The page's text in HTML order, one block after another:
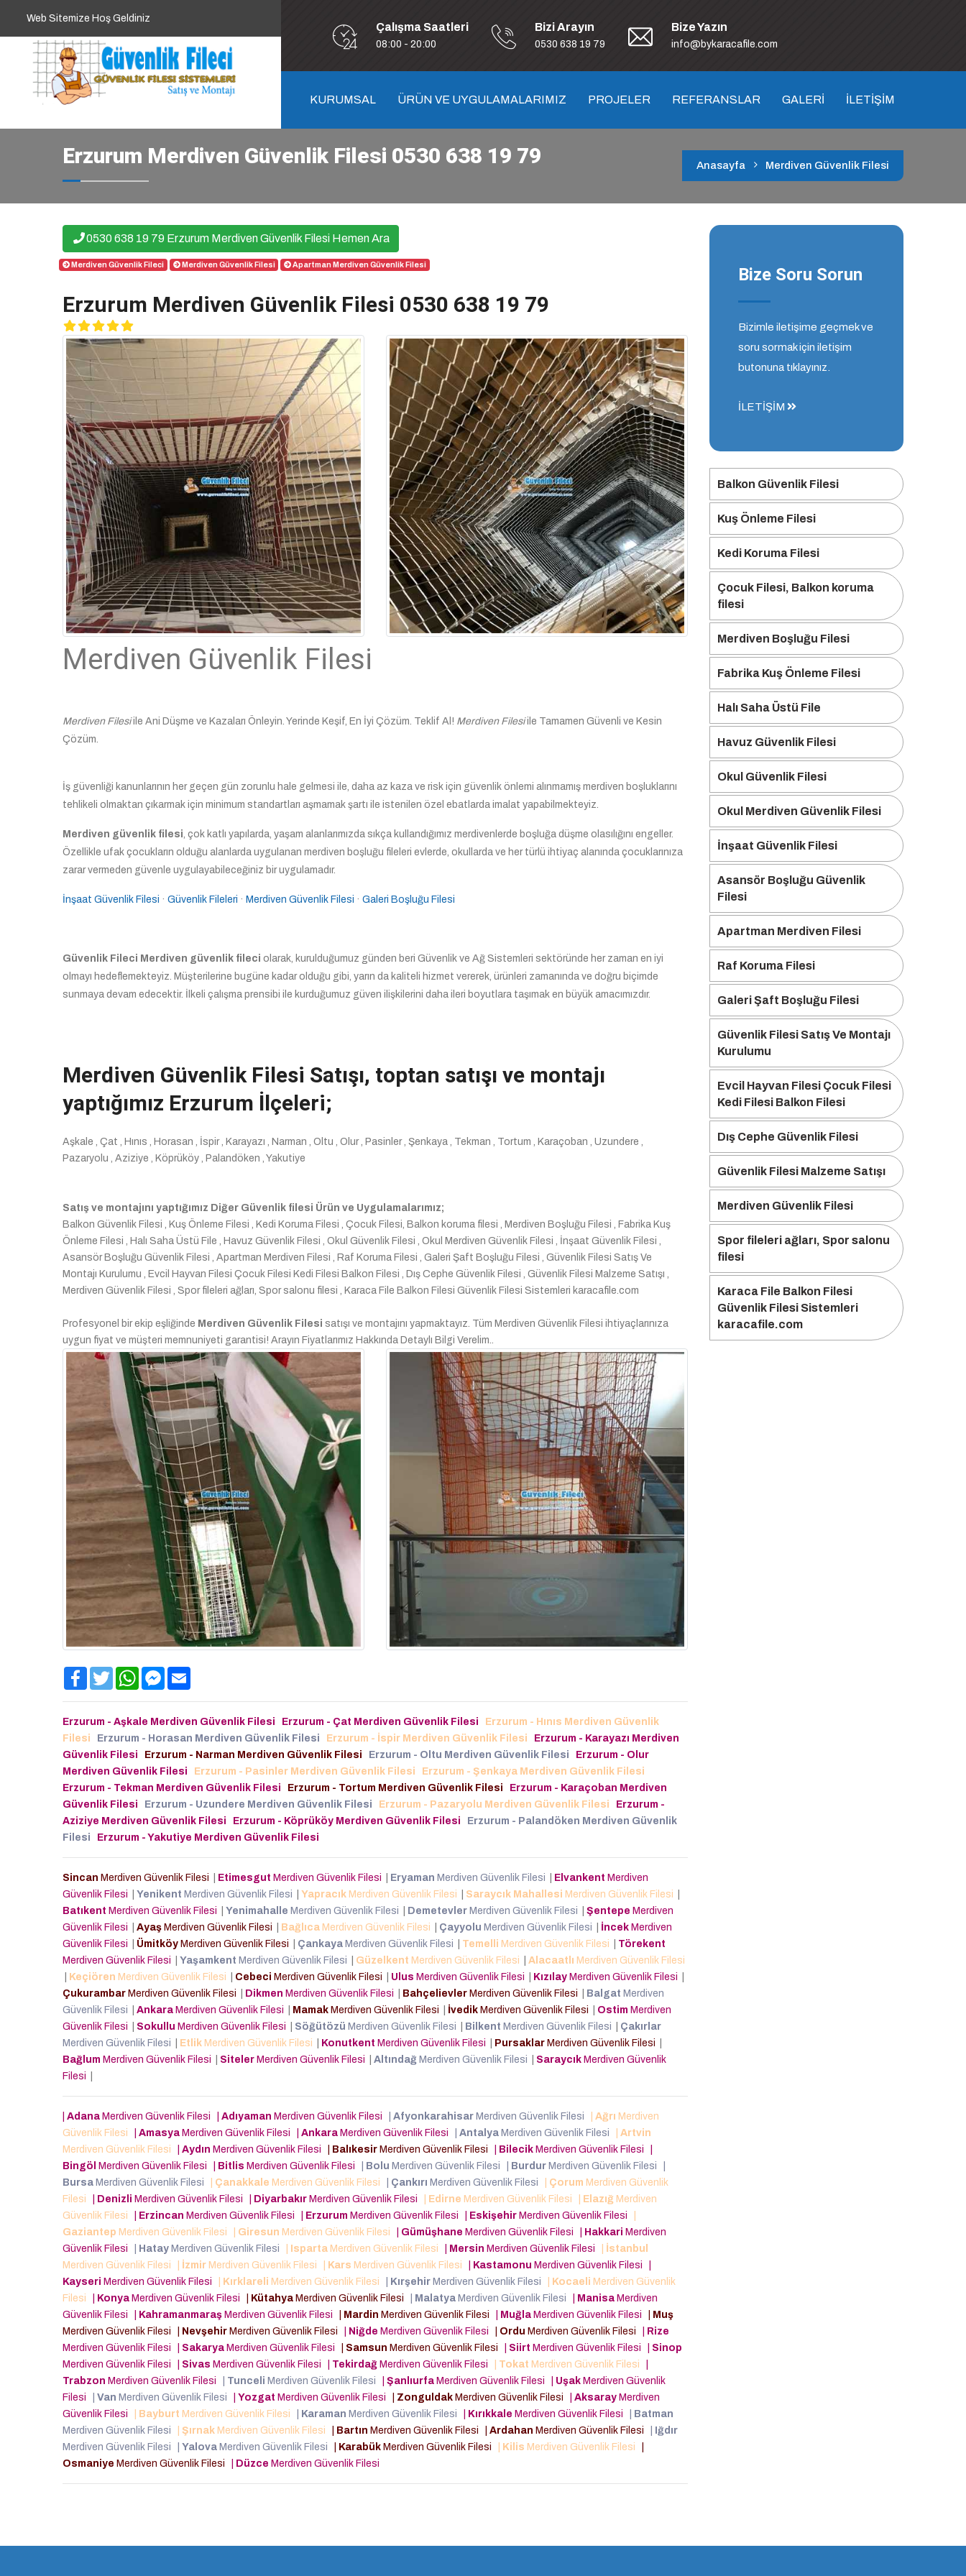
Web Sitemize Hoş Geldiniz
Çalışma Saatleri
08:00 - 20:00
Bizi Arayın
0530 638 19 79
Bize Yazın
info@bykaracafile.com
KURUMSAL ÜRÜN VE UYGULAMALARIMIZ PROJELER REFERANSLAR GALERİ İLETİŞİM
Erzurum Merdiven Güvenlik Filesi 0530 638 19 79 Anasayfa Merdiven Güvenlik Filesi
0530 638 19 79 Erzurum Merdiven Güvenlik Filesi Hemen Ara
Merdiven Güvenlik Fileci Merdiven Güvenlik Filesi Apartman Merdiven Güvenlik Filesi
Erzurum Merdiven Güvenlik Filesi 0530 638 19 79
Merdiven Güvenlik Filesi
Merdiven Filesiile Ani Düşme ve Kazaları Önleyin. Yerinde Keşif, En İyi Çözüm. Teklif Al! Merdiven Filesiile Tamamen Güvenli ve Kesin
Çözüm.
İş güvenliği kanunlarının her geçen gün zorunlu hale gelmesi ile, daha az kaza ve risk için güvenlik önlemi alınmamış merdiven boşluklarını
tehlikeli olmaktan çıkarmak için minimum standartları aşmamak şartı ile istenilen özel ebatlarda imalat yapabilmekteyiz.
Merdiven güvenlik filesi, çok katlı yapılarda, yaşam alanlarımızda sıkça kullandığımız merdivenlerde boşluğa düşme olasılığını engeller.
Özellikle ufak çocukların olduğu alanlarda uygulanan merdiven boşluğu fileleri evlerde, okullarda ve her türlü ihtiyaç alanında çocuklarınıza
zarar vermeden güvenle uygulayabileceğiniz bir uygulamadır.
İnşaat Güvenlik Filesi · ‎ Güvenlik Fileleri · ‎ Merdiven Güvenlik Filesi · ‎ Galeri Boşluğu Filesi
Güvenlik Fileci Merdiven güvenlik fileci olarak, kurulduğumuz günden beri Güvenlik ve Ağ Sistemleri sektöründe her zaman en iyi
olmayı hedeflemekteyiz. Müşterilerine bugüne kadar olduğu gibi, yarın da kaliteli hizmet vererek, ürünleri zamanında ve doğru biçimde
sunmaya devam edecektir. İlkeli çalışma prensibi ile kurduğumuz güven ilişkilerini daha ileri boyutlara taşımak en büyük amacımızdır.
Merdiven Güvenlik Filesi Satışı, toptan satışı ve montajı
yaptığımız Erzurum İlçeleri;
Aşkale , Çat , Hınıs , Horasan , İspir , Karayazı , Narman , Oltu , Olur , Pasinler , Şenkaya , Tekman , Tortum , Karaçoban , Uzundere ,
Pazaryolu , Aziziye , Köprüköy , Palandöken , Yakutiye
Satış ve montajını yaptığımız Diğer Güvenlik filesi Ürün ve Uygulamalarımız;
Balkon Güvenlik Filesi , Kuş Önleme Filesi , Kedi Koruma Filesi , Çocuk Filesi, Balkon koruma filesi , Merdiven Boşluğu Filesi , Fabrika Kuş
Önleme Filesi , Halı Saha Üstü File , Havuz Güvenlik Filesi , Okul Güvenlik Filesi , Okul Merdiven Güvenlik Filesi , İnşaat Güvenlik Filesi ,
Asansör Boşluğu Güvenlik Filesi , Apartman Merdiven Filesi , Raf Koruma Filesi , Galeri Şaft Boşluğu Filesi , Güvenlik Filesi Satış Ve
Montajı Kurulumu , Evcil Hayvan Filesi Çocuk Filesi Kedi Filesi Balkon Filesi , Dış Cephe Güvenlik Filesi , Güvenlik Filesi Malzeme Satışı ,
Merdiven Güvenlik Filesi , Spor fileleri ağları, Spor salonu filesi , Karaca File Balkon Filesi Güvenlik Filesi Sistemleri karacafile.com
Profesyonel bir ekip eşliğinde Merdiven Güvenlik Filesi satışı ve montajını yapmaktayız. Tüm Merdiven Güvenlik Filesi ihtiyaçlarınıza
uygun fiyat ve müşteri memnuniyeti garantisi! Arayın Fiyatlarımız Hakkında Detaylı Bilgi Verelim..
Facebook
TwitterWhatsAppFacebook
Messenger
Erzurum - Aşkale Merdiven Güvenlik Filesi Erzurum - Çat Merdiven Güvenlik Filesi
Erzurum - Hınıs Merdiven Güvenlik
Filesi
Erzurum - Horasan Merdiven Güvenlik Filesi Erzurum - İspir Merdiven Güvenlik Filesi
Erzurum - Karayazı Merdiven
Güvenlik Filesi
Erzurum - Narman Merdiven Güvenlik Filesi Erzurum - Oltu Merdiven Güvenlik Filesi
Erzurum - Olur
Merdiven Güvenlik Filesi
Erzurum - Pasinler Merdiven Güvenlik Filesi
Erzurum - Şenkaya Merdiven Güvenlik Filesi
Erzurum - Tekman Merdiven Güvenlik Filesi
Erzurum - Tortum Merdiven Güvenlik Filesi
Erzurum - Karaçoban Merdiven
Güvenlik Filesi
Erzurum - Uzundere Merdiven Güvenlik Filesi Erzurum - Pazaryolu Merdiven Güvenlik Filesi
Erzurum -
Aziziye Merdiven Güvenlik Filesi
Erzurum - Köprüköy Merdiven Güvenlik Filesi
Erzurum - Palandöken Merdiven Güvenlik
Filesi
Erzurum - Yakutiye Merdiven Güvenlik Filesi
Sincan Merdiven Güvenlik Filesi Etimesgut Merdiven Güvenlik Filesi Eryaman Merdiven Güvenlik Filesi Elvankent Merdiven
Güvenlik Filesi
Yenikent Merdiven Güvenlik Filesi Yapracık Merdiven Güvenlik Filesi Saraycık Mahallesi Merdiven Güvenlik Filesi
Batıkent Merdiven Güvenlik Filesi Yenimahalle Merdiven Güvenlik Filesi Demetevler Merdiven Güvenlik Filesi Şentepe Merdiven
Güvenlik Filesi
Ayaş Merdiven Güvenlik Filesi Bağlıca Merdiven Güvenlik Filesi Çayyolu Merdiven Güvenlik Filesi İncek Merdiven
Güvenlik Filesi
Ümitköy Merdiven Güvenlik Filesi Çankaya Merdiven Güvenlik Filesi Temelli Merdiven Güvenlik Filesi
Törekent
Merdiven Güvenlik Filesi
Yaşamkent Merdiven Güvenlik Filesi Güzelkent Merdiven Güvenlik Filesi Alacaatlı Merdiven Güvenlik Filesi
Keçiören Merdiven Güvenlik Filesi Cebeci Merdiven Güvenlik Filesi Ulus Merdiven Güvenlik Filesi Kızılay Merdiven Güvenlik Filesi
Çukurambar Merdiven Güvenlik Filesi Dikmen Merdiven Güvenlik Filesi Bahçelievler Merdiven Güvenlik Filesi Balgat Merdiven
Güvenlik Filesi
Ankara Merdiven Güvenlik Filesi Mamak Merdiven Güvenlik Filesi İvedik Merdiven Güvenlik Filesi Ostim Merdiven
Güvenlik Filesi
Sokullu Merdiven Güvenlik Filesi Söğütözü Merdiven Güvenlik Filesi Bilkent Merdiven Güvenlik Filesi
Çakırlar
Merdiven Güvenlik Filesi
Etlik Merdiven Güvenlik Filesi Konutkent Merdiven Güvenlik Filesi Pursaklar Merdiven Güvenlik Filesi
Bağlum Merdiven Güvenlik Filesi Siteler Merdiven Güvenlik Filesi Altındağ Merdiven Güvenlik Filesi Saraycık Merdiven Güvenlik
Filesi
Adana Merdiven Güvenlik Filesi Adıyaman Merdiven Güvenlik Filesi Afyonkarahisar Merdiven Güvenlik Filesi Ağrı Merdiven
Güvenlik Filesi
Amasya Merdiven Güvenlik Filesi Ankara Merdiven Güvenlik Filesi Antalya Merdiven Güvenlik Filesi
Artvin
Merdiven Güvenlik Filesi
Aydın Merdiven Güvenlik Filesi Balıkesir Merdiven Güvenlik Filesi Bilecik Merdiven Güvenlik Filesi
Bingöl
Merdiven Güvenlik Filesi Bitlis Merdiven Güvenlik Filesi Bolu Merdiven Güvenlik Filesi Burdur Merdiven Güvenlik Filesi
Bursa Merdiven Güvenlik Filesi Çanakkale Merdiven Güvenlik Filesi Çankırı Merdiven Güvenlik Filesi Çorum Merdiven Güvenlik
Filesi
Denizli Merdiven Güvenlik Filesi Diyarbakır Merdiven Güvenlik Filesi Edirne Merdiven Güvenlik Filesi Elazığ Merdiven
Güvenlik Filesi
Erzincan Merdiven Güvenlik Filesi Erzurum Merdiven Güvenlik Filesi Eskişehir Merdiven Güvenlik Filesi
Gaziantep Merdiven Güvenlik Filesi Giresun Merdiven Güvenlik Filesi Gümüşhane Merdiven Güvenlik Filesi Hakkari Merdiven
Güvenlik Filesi
Hatay Merdiven Güvenlik Filesi Isparta Merdiven Güvenlik Filesi Mersin Merdiven Güvenlik Filesi
İstanbul
Merdiven Güvenlik Filesi
İzmir Merdiven Güvenlik Filesi Kars Merdiven Güvenlik Filesi Kastamonu Merdiven Güvenlik Filesi
Kayseri Merdiven Güvenlik Filesi Kırklareli Merdiven Güvenlik Filesi Kırşehir Merdiven Güvenlik Filesi Kocaeli Merdiven Güvenlik
Filesi
Konya Merdiven Güvenlik Filesi Kütahya Merdiven Güvenlik Filesi Malatya Merdiven Güvenlik Filesi Manisa Merdiven
Güvenlik Filesi
Kahramanmaraş Merdiven Güvenlik Filesi Mardin Merdiven Güvenlik Filesi Muğla Merdiven Güvenlik Filesi
Muş
Merdiven Güvenlik Filesi
Nevşehir Merdiven Güvenlik Filesi Niğde Merdiven Güvenlik Filesi Ordu Merdiven Güvenlik Filesi
Rize
Merdiven Güvenlik Filesi
Sakarya Merdiven Güvenlik Filesi Samsun Merdiven Güvenlik Filesi Siirt Merdiven Güvenlik Filesi
Sinop
Merdiven Güvenlik Filesi
Sivas Merdiven Güvenlik Filesi Tekirdağ Merdiven Güvenlik Filesi Tokat Merdiven Güvenlik Filesi
Trabzon Merdiven Güvenlik Filesi Tunceli Merdiven Güvenlik Filesi Şanlıurfa Merdiven Güvenlik Filesi Uşak Merdiven Güvenlik
Filesi
Van Merdiven Güvenlik Filesi Yozgat Merdiven Güvenlik Filesi Zonguldak Merdiven Güvenlik Filesi Aksaray Merdiven
Güvenlik Filesi
Bayburt Merdiven Güvenlik Filesi Karaman Merdiven Güvenlik Filesi Kırıkkale Merdiven Güvenlik Filesi
Batman
Merdiven Güvenlik Filesi
Şırnak Merdiven Güvenlik Filesi Bartın Merdiven Güvenlik Filesi Ardahan Merdiven Güvenlik Filesi
Iğdır
Merdiven Güvenlik Filesi
Yalova Merdiven Güvenlik Filesi Karabük Merdiven Güvenlik Filesi Kilis Merdiven Güvenlik Filesi
Osmaniye Merdiven Güvenlik Filesi Düzce Merdiven Güvenlik Filesi
Bize Soru Sorun
Bizimle iletişime geçmek ve
soru sormak için iletişim
butonuna tıklayınız.
İLETİŞİM
Balkon Güvenlik Filesi
Kuş Önleme Filesi
Kedi Koruma Filesi
Çocuk Filesi, Balkon koruma
filesi
Merdiven Boşluğu Filesi
Fabrika Kuş Önleme Filesi
Halı Saha Üstü File
Havuz Güvenlik Filesi
Okul Güvenlik Filesi
Okul Merdiven Güvenlik Filesi
İnşaat Güvenlik Filesi
Asansör Boşluğu Güvenlik
Filesi
Apartman Merdiven Filesi
Raf Koruma Filesi
Galeri Şaft Boşluğu Filesi
Güvenlik Filesi Satış Ve Montajı
Kurulumu
Evcil Hayvan Filesi Çocuk Filesi
Kedi Filesi Balkon Filesi
Dış Cephe Güvenlik Filesi
Güvenlik Filesi Malzeme Satışı
Merdiven Güvenlik Filesi
Spor fileleri ağları, Spor salonu
filesi
Karaca File Balkon Filesi
Güvenlik Filesi Sistemleri
karacafile.com